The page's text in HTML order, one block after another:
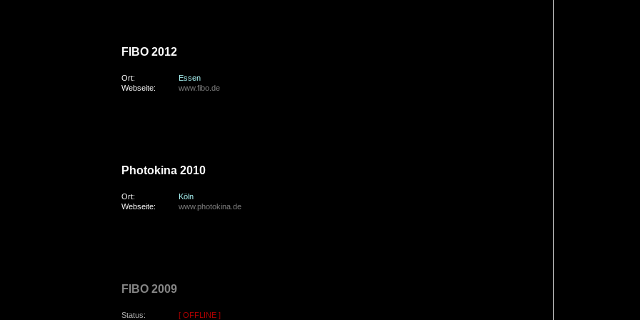
FIBO 2012
Ort:
Essen
Webseite:
www.fibo.de
Photokina 2010
Ort:
Köln
Webseite:
www.photokina.de
FIBO 2009
Status:
[ OFFLINE ]